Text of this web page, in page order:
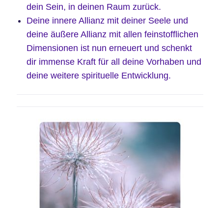
dein Sein, in deinen Raum zurück.
Deine innere Allianz mit deiner Seele und
deine äußere Allianz mit allen feinstofflichen
Dimensionen ist nun erneuert und schenkt
dir immense Kraft für all deine Vorhaben und
deine weitere spirituelle Entwicklung.